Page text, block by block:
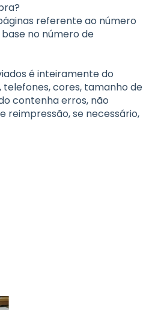
referente ao número
no número de
é inteiramente do
cores, tamanho de
contenha erros, não
reimpressão, se necessário,